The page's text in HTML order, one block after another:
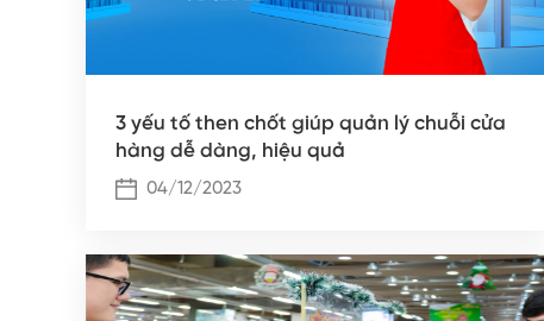
3 yếu tố then chốt giúp quản lý chuỗi cửa
hàng dễ dàng, hiệu quả
04/12/2023